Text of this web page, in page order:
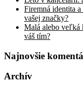
Firemná identita
vašej značky?
Malá alebo veľká
váš tím?
Najnovšie
Archív